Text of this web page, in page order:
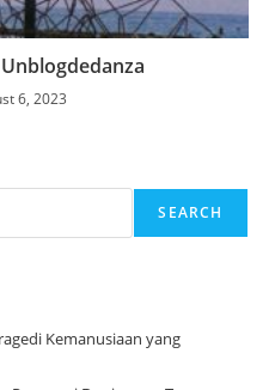
6, 2023
SEARCH
Kemanusiaan yang